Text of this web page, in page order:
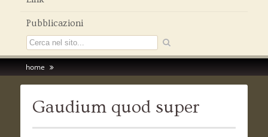
Pubblicazioni
home
Gaudium quod super